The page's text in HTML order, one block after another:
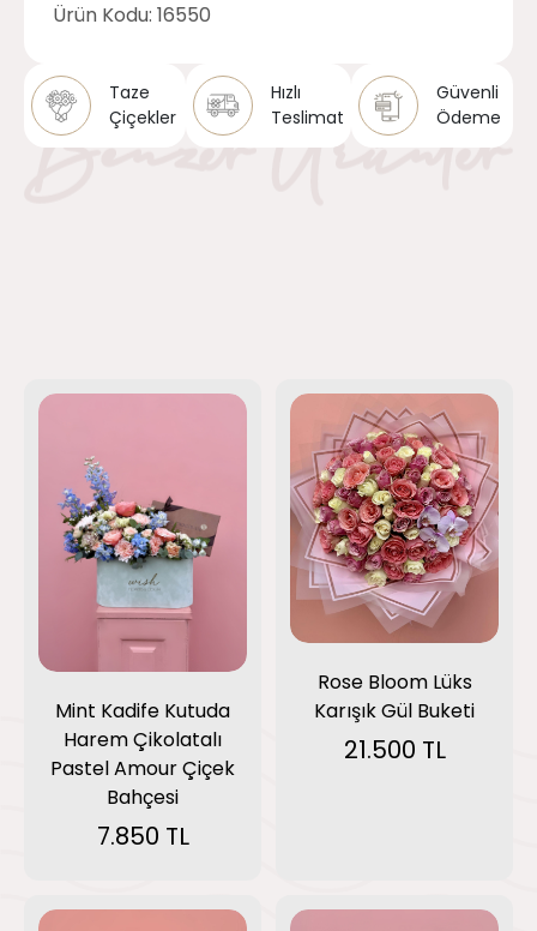
Ürün Kodu: 16550
Taze
Çiçekler
Hızlı
Teslimat
Güvenli
Ödeme
Mint Kadife Kutuda
Harem Çikolatalı
Pastel Amour Çiçek
Bahçesi
7.850 TL
Rose Bloom Lüks
Karışık Gül Buketi
21.500 TL